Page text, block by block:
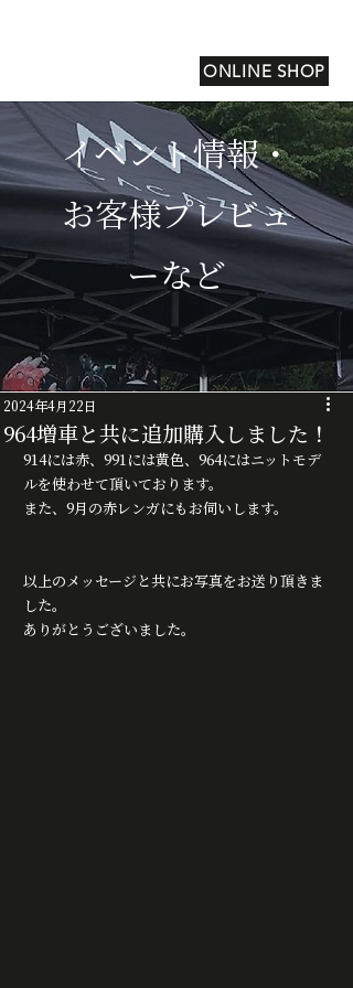
ONLINE SHOP
イベント情報・
お客様プレビュ
ーなど
964増車と共に追加購入しました！
2024年4月22日
914には赤、991には黄色、964にはニットモデ
ルを使わせて頂いております。
また、9月の赤レンガにもお伺いします。
以上のメッセージと共にお写真をお送り頂きま
した。
ありがとうございました。